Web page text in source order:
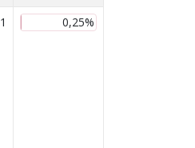
1 0,25%